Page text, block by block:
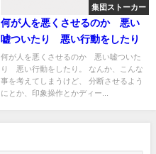
集団ストーカー
何が人を悪くさせるのか 悪い
嘘ついたり 悪い行動をしたり
何が人を悪くさせるのか 悪い嘘ついた
り 悪い行動をしたり。 なんか、こんな
事を考えてしまうけど、 分断させるよう
にとか、印象操作とかディー...